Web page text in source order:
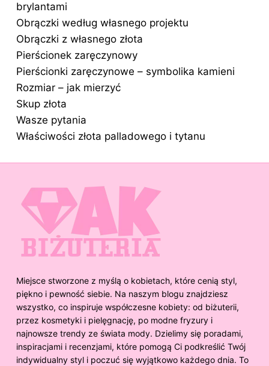
brylantami
Obrączki według własnego projektu
Obrączki z własnego złota
Pierścionek zaręczynowy
Pierścionki zaręczynowe – symbolika kamieni
Rozmiar – jak mierzyć
Skup złota
Wasze pytania
Właściwości złota palladowego i tytanu
Miejsce stworzone z myślą o kobietach, które cenią styl,
piękno i pewność siebie. Na naszym blogu znajdziesz
wszystko, co inspiruje współczesne kobiety: od biżuterii,
przez kosmetyki i pielęgnację, po modne fryzury i
najnowsze trendy ze świata mody. Dzielimy się poradami,
inspiracjami i recenzjami, które pomogą Ci podkreślić Twój
indywidualny styl i poczuć się wyjątkowo każdego dnia. To